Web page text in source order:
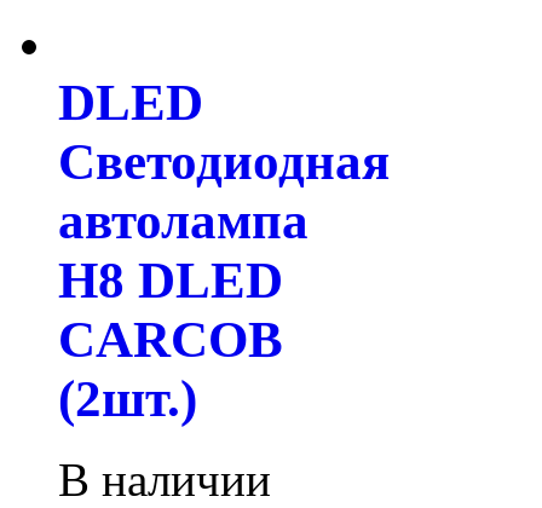
DLED
Светодиодная
автолампа
H8 DLED
CARCOB
(2шт.)
В наличии